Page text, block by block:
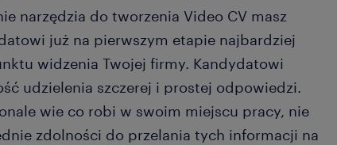
narzędzia do tworzenia Video CV masz
już na pierwszym etapie najbardziej
widzenia Twojej firmy. Kandydatowi
udzielenia szczerej i prostej odpowiedzi.
wie co robi w swoim miejscu pracy, nie
zdolności do przelania tych informacji na